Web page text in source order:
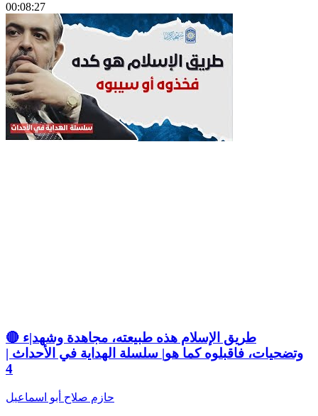
00:08:27
🔴 طريق الإسلام هذه طبيعته، مجاهدة وشهد|ء
وتضحيات، فاقبلوه كما هو| سلسلة الهداية في الأحداث |
4
حازم صلاح أبو اسماعيل